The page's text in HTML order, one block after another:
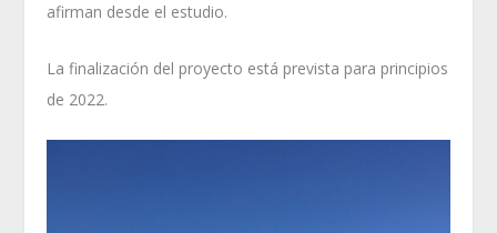
afirman desde el estudio.
La finalización del proyecto está prevista para principios
de 2022.